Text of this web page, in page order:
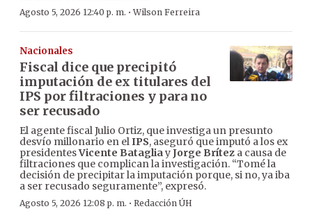
Agosto 5, 2026 12:40 p. m. ·Wilson Ferreira
Nacionales
Fiscal dice que precipitó
imputación de ex titulares del
IPS por filtraciones y para no
ser recusado
El agente fiscal Julio Ortiz, que investiga un presunto
desvío millonario en elIPS, aseguró que imputó a los ex
presidentesVicente BatagliayJorge Brítez a causa de
filtraciones que complican la investigación. “Tomé la
decisión de precipitar la imputación porque, si no, ya iba
a ser recusado seguramente”, expresó.
Agosto 5, 2026 12:08 p. m. · Redacción ÚH